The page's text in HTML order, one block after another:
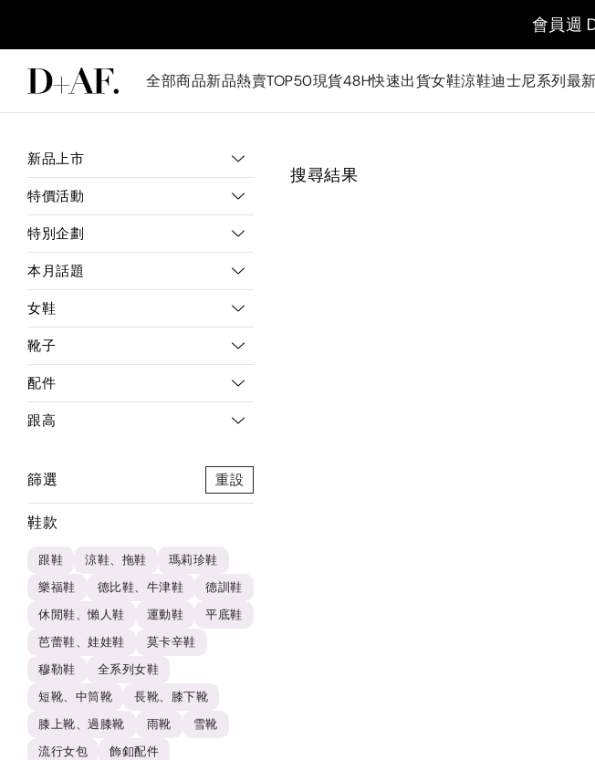
會員週
全部商品新品熱賣TOP50現貨48H快速出貨女鞋涼鞋迪士尼系列最
新品上市
特價活動
特別企劃
本月話題
女鞋
靴子
配件
跟高
篩選 重設
鞋款
跟鞋 涼鞋、拖鞋
瑪莉珍鞋
樂福鞋
德比鞋、牛津鞋
德訓鞋
休閒鞋、懶人鞋
運動鞋
平底鞋
芭蕾鞋、娃娃鞋
莫卡辛鞋
穆勒鞋
全系列女鞋
短靴、中筒靴
長靴、膝下靴
膝上靴、過膝靴
雨靴
雪靴
流行女包
飾釦配件
搜尋結果